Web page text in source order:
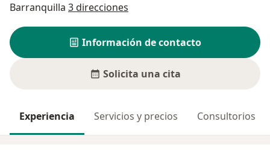
Barranquilla 3 direcciones
Información de contacto
Solicita una cita
Experiencia Servicios y precios Consultorios